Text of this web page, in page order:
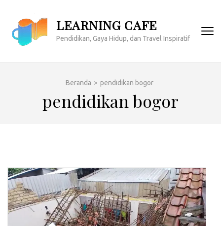
konten
(Tekan
LEARNING CAFE
Pendidikan, Gaya Hidup, dan Travel Inspiratif
Beranda > pendidikan bogor
pendidikan bogor